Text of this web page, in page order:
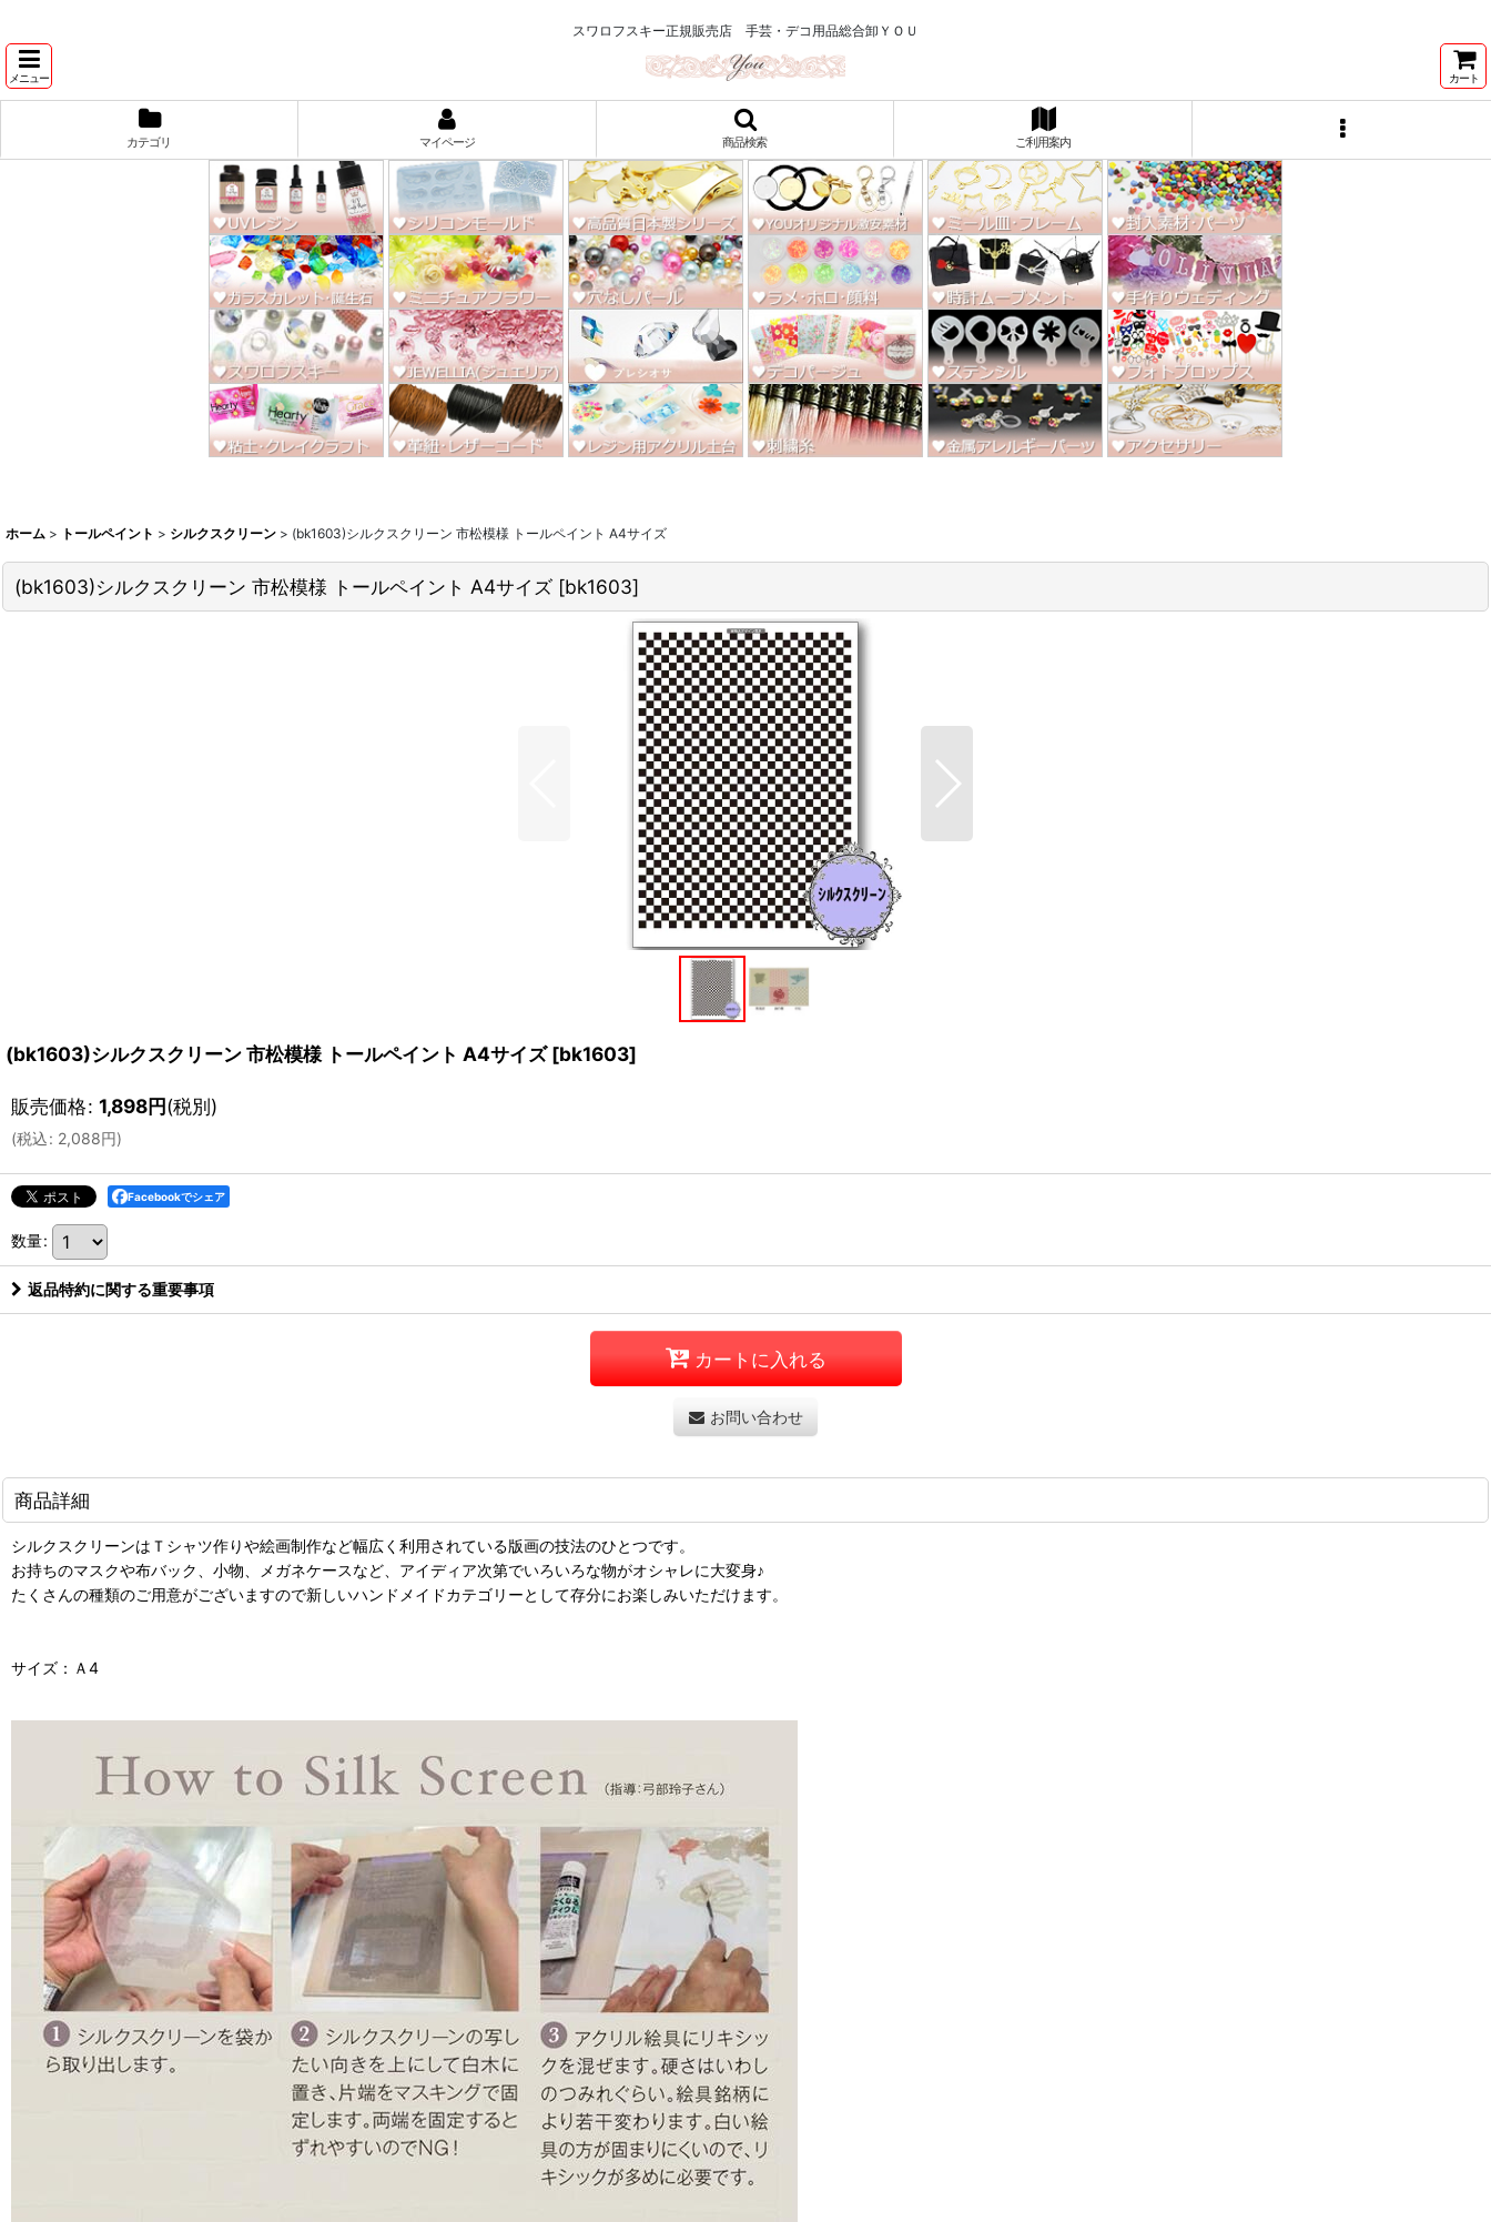
スワロフスキー正規販売店 手芸・デコ用品総合卸ＹＯＵ
メニュー カート
カテゴリ マイページ 商品検索 ご利用案内
ホーム > トールペイント > シルクスクリーン > (bk1603)シルクスクリーン 市松模様 トールペイント A4サイズ
(bk1603)シルクスクリーン 市松模様 トールペイント A4サイズ [bk1603]
(bk1603)シルクスクリーン 市松模様 トールペイント A4サイズ [bk1603]
販売価格: 1,898円(税別)
(税込: 2,088円)
Facebookでシェア
数量:
返品特約に関する重要事項
カートに入れる
お問い合わせ
商品詳細
シルクスクリーンはＴシャツ作りや絵画制作など幅広く利用されている版画の技法のひとつです。
お持ちのマスクや布バック、小物、メガネケースなど、アイディア次第でいろいろな物がオシャレに大変身♪
たくさんの種類のご用意がございますので新しいハンドメイドカテゴリーとして存分にお楽しみいただけます。
サイズ：Ａ4